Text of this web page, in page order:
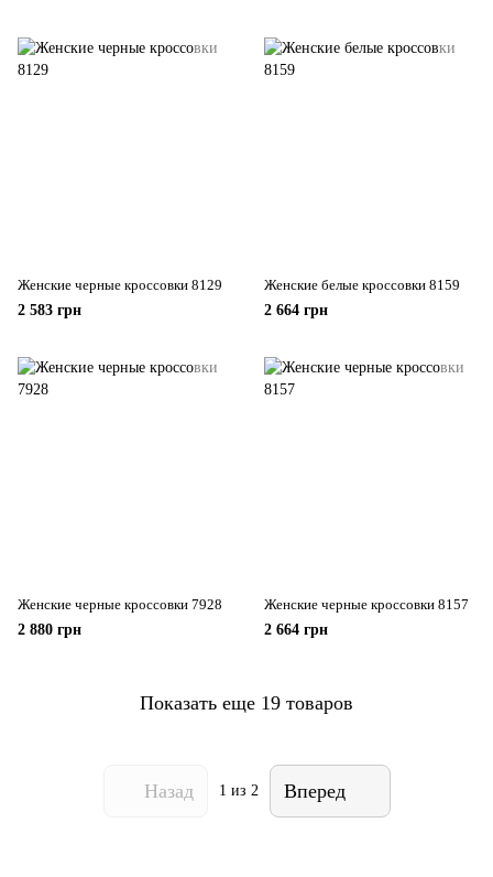
Женские черные кроссовки 8129
2 583 грн
Женские белые кроссовки 8159
2 664 грн
Женские черные кроссовки 7928
2 880 грн
Женские черные кроссовки 8157
2 664 грн
Показать еще 19 товаров
Назад 1 из 2 Вперед